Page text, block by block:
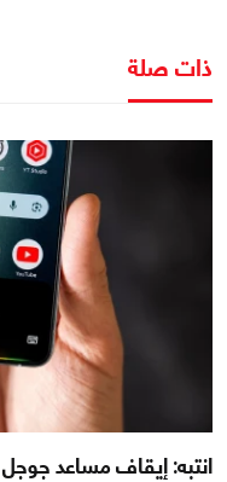
ذات صلة
انتبه: إيقاف مساعد جوجل